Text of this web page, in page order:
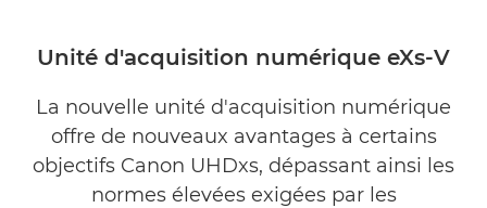
Unité d'acquisition numérique eXs-V
La nouvelle unité d'acquisition numérique
offre de nouveaux avantages à certains
objectifs Canon UHDxs, dépassant ainsi les
normes élevées exigées par les